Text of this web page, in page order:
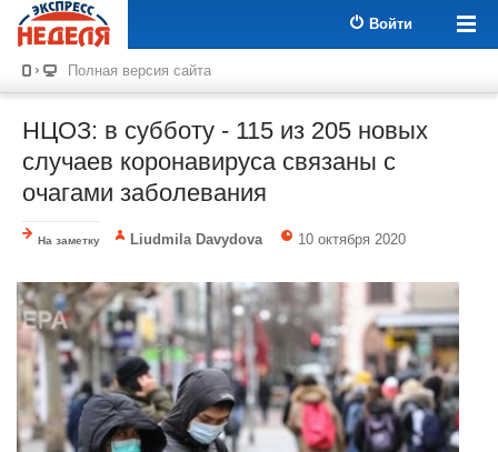
Войти
Полная версия сайта
НЦОЗ: в субботу - 115 из 205 новых
случаев коронавируса связаны с
очагами заболевания
На заметку Liudmila Davydova 10 октября 2020